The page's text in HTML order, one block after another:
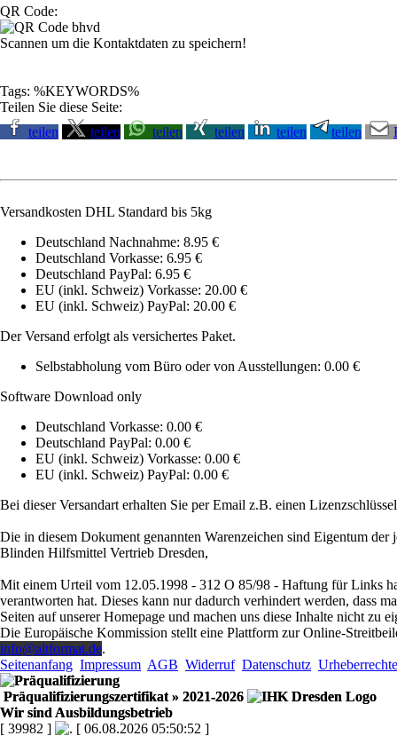
QR Code:
Scannen um die Kontaktdaten zu speichern!
Tags: %KEYWORDS%
Teilen Sie diese Seite:
teilen
teilen teilen teilen teilen teilen
Versandkosten DHL Standard bis 5kg
Deutschland Nachnahme: 8.95 €
Deutschland Vorkasse: 6.95 €
Deutschland PayPal: 6.95 €
EU (inkl. Schweiz) Vorkasse: 20.00 €
EU (inkl. Schweiz) PayPal: 20.00 €
Der Versand erfolgt als versichertes Paket.
Selbstabholung vom Büro oder von Ausstellungen: 0.00 €
Software Download only
Deutschland Vorkasse: 0.00 €
Deutschland PayPal: 0.00 €
EU (inkl. Schweiz) Vorkasse: 0.00 €
EU (inkl. Schweiz) PayPal: 0.00 €
Bei dieser Versandart erhalten Sie per Email z.B. einen
Die in diesem Dokument genannten Warenzeichen sind Eigentum
Blinden Hilfsmittel Vertrieb Dresden,
Mit einem Urteil vom 12.05.1998 - 312 O 85/98 - Haftung für Links
verantworten hat. Dieses kann nur dadurch verhindert werden, dass
Seiten auf unserer Homepage und machen uns diese Inhalte nicht
Die Europäische Kommission stellt eine Plattform zur Online-
info@altformat.de.
Seitenanfang Impressum AGB Widerruf Datenschutz Urheberrechte
Präqualifizierungszertifikat » 2021-2026
Wir sind Ausbildungsbetrieb
[ 39982 ]
[ 06.08.2026 05:50:52 ]